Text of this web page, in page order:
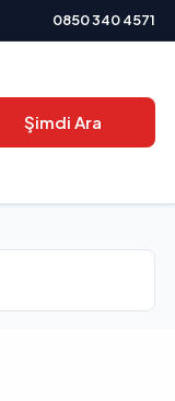
0850 340 4571
Şimdi Ara